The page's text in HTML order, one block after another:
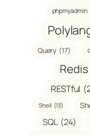
phpmyadmin
Query (17)
Redis
RESTful
Shell (13)
SQL (24)